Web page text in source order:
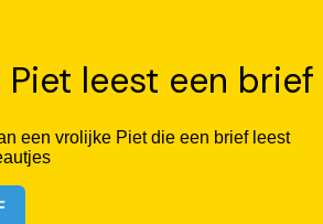
Piet leest een brief